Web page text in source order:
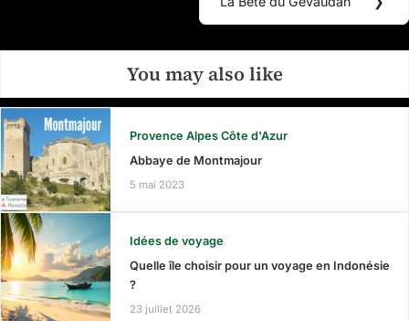
Next
You may also like
Provence Alpes Côte d'Azur
Abbaye de Montmajour
5 mai 2023
Idées de voyage
Quelle île choisir pour un voyage en Indonésie
?
23 juillet 2026